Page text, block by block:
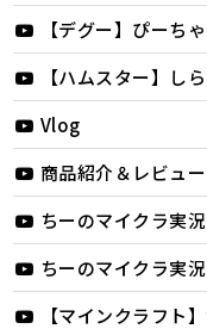
【デグー】ぴーち
【ハムスター】し
Vlog
商品紹介＆レビュー
ちーのマイクラ実
ちーのマイクラ実
【マインクラフト